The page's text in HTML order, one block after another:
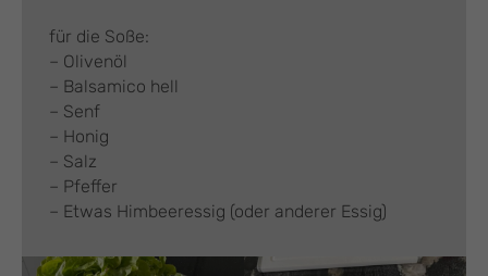
für die Soße:
– Olivenöl
– Balsamico hell
– Senf
– Honig
– Salz
– Pfeffer
– Etwas Himbeeressig (oder anderer Essig)